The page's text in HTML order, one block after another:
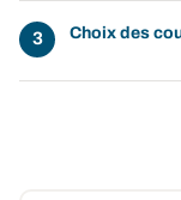
Choix des